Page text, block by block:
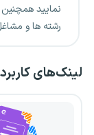
نمایید
رشته ها و
لینک‌های